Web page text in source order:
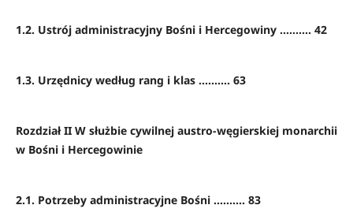
1.2. Ustrój administracyjny Bośni i Hercegowiny .......... 42
1.3. Urzędnicy według rang i klas .......... 63
Rozdział II W służbie cywilnej austro-węgierskiej monarchii
w Bośni i Hercegowinie
2.1. Potrzeby administracyjne Bośni .......... 83